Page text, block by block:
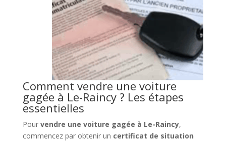
Comment vendre une voiture
gagée à Le-Raincy ? Les étapes
essentielles
Pour vendre une voiture gagée à Le-Raincy,
commencez par obtenir un certificat de situation